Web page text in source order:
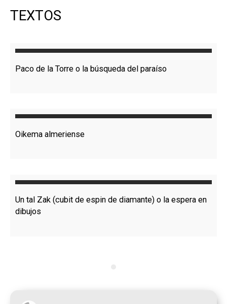
TEXTOS
Paco de la Torre o la búsqueda del paraíso
Oikema almeriense
Un tal Zak (cubit de espin de diamante) o la espera en
dibujos